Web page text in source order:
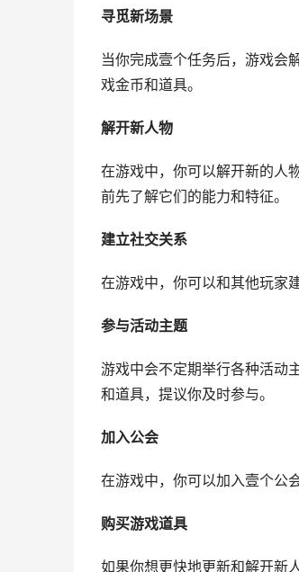
寻觅新场景
当你完成壹个任务后，游戏会
戏金币和道具。
解开新人物
在游戏中，你可以解开新的人
前先了解它们的能力和特征。
建立社交关系
在游戏中，你可以和其他玩家
参与活动主题
游戏中会不定期举行各种活动
和道具，提议你及时参与。
加入公会
在游戏中，你可以加入壹个公
购买游戏道具
如果你想更快地更新和解开新